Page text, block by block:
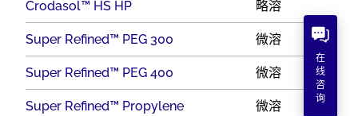
Crodasol™ HS HP 略溶
Super Refined™ PEG 300 微溶
Super Refined™ PEG 400 微溶
Super Refined™ Propylene
微溶
在
线
咨
询